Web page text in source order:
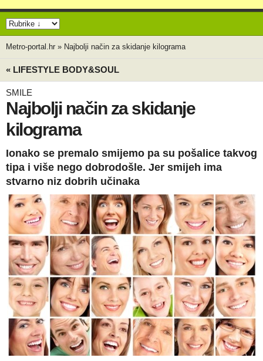
Metro-portal.hr » Najbolji način za skidanje kilograma
« LIFESTYLE BODY&SOUL
SMILE
Najbolji način za skidanje
kilograma
Ionako se premalo smijemo pa su pošalice takvog
tipa i više nego dobrodošle. Jer smijeh ima
stvarno niz dobrih učinaka